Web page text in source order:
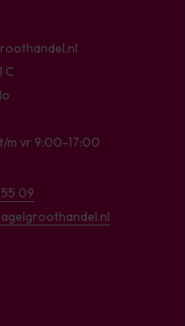
C
m vr 9:00-17:00
09